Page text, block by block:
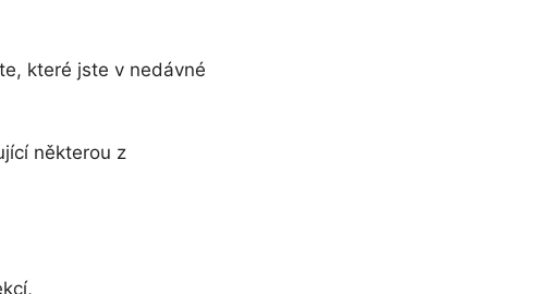
které jste v nedávné
některou z